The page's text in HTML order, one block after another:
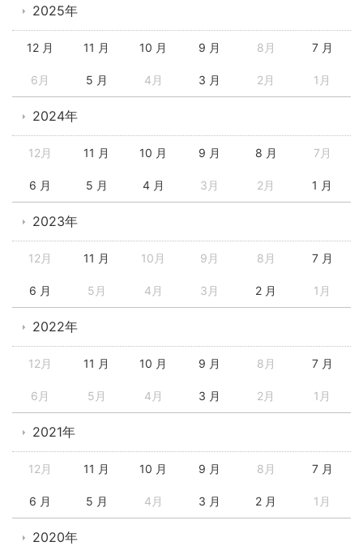
2025年
12 月 11 月 10 月 9 月 8月 7 月
6月 5 月 4月 3 月 2月 1月
2024年
12月 11 月 10 月 9 月 8 月 7月
6 月 5 月 4 月 3月 2月 1 月
2023年
12月 11 月 10月 9月 8月 7 月
6 月 5月 4月 3月 2 月 1月
2022年
12月 11 月 10 月 9 月 8月 7 月
6月 5月 4月 3 月 2月 1月
2021年
12月 11 月 10 月 9 月 8月 7 月
6 月 5 月 4月 3 月 2 月 1月
2020年